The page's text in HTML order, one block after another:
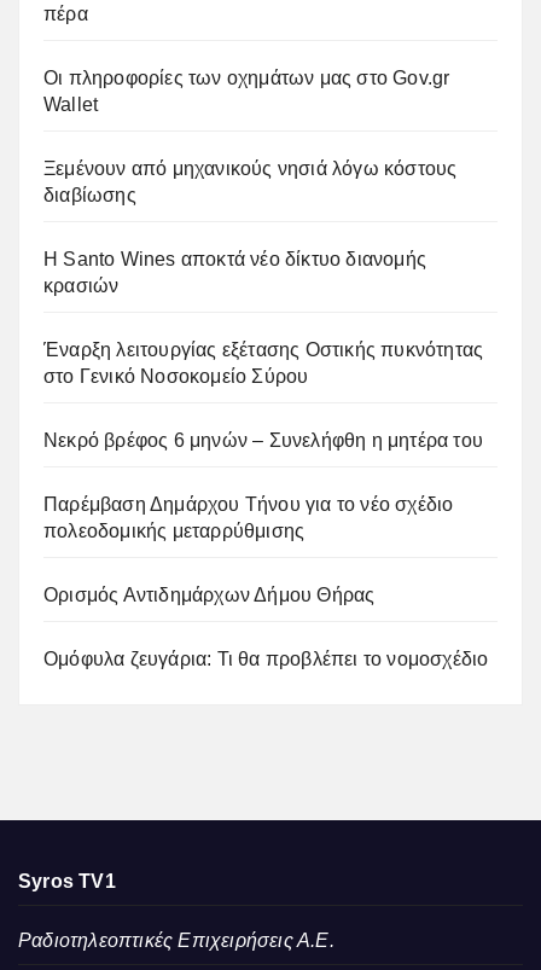
πέρα
Οι πληροφορίες των οχημάτων μας στο Gov.gr
Wallet
Ξεμένουν από μηχανικούς νησιά λόγω κόστους
διαβίωσης
Η Santo Wines αποκτά νέο δίκτυο διανομής
κρασιών
Έναρξη λειτουργίας εξέτασης Οστικής πυκνότητας
στο Γενικό Νοσοκομείο Σύρου
Νεκρό βρέφος 6 μηνών – Συνελήφθη η μητέρα του
Παρέμβαση Δημάρχου Τήνου για το νέο σχέδιο
πολεοδομικής μεταρρύθμισης
Ορισμός Αντιδημάρχων Δήμου Θήρας
Ομόφυλα ζευγάρια: Τι θα προβλέπει το νομοσχέδιο
Syros TV1
Ραδιοτηλεοπτικές Επιχειρήσεις Α.Ε.